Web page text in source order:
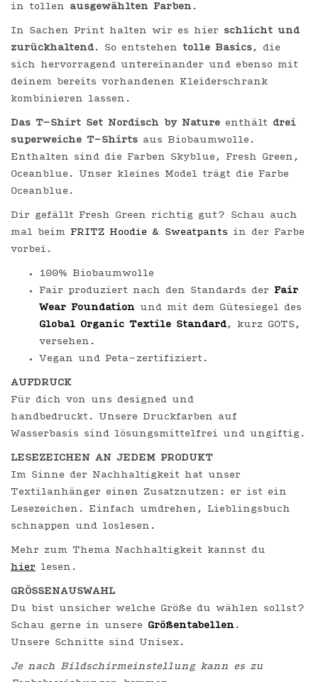
in tollen ausgewählten Farben .
In Sachen Print halten wir es hier schlicht und
zurückhaltend . So entstehen tolle Basics , die
sich hervorragend untereinander und ebenso mit
deinem bereits vorhandenen Kleiderschrank
kombinieren lassen.
Das T-Shirt Set Nordisch by Nature enthält drei
superweiche T-Shirts aus Biobaumwolle.
Enthalten sind die Farben Skyblue, Fresh Green,
Oceanblue. Unser kleines Model trägt die Farbe
Oceanblue.
Dir gefällt Fresh Green richtig gut? Schau auch
mal beim FRITZ Hoodie & Sweatpants in der Farbe
vorbei.
100% Biobaumwolle
Fair produziert nach den Standards der Fair
Wear Foundation und mit dem Gütesiegel des
Global Organic Textile Standard , kurz GOTS,
versehen.
Vegan und Peta-zertifiziert.
AUFDRUCK
Für dich von uns designed und
handbedruckt. Unsere Druckfarben auf
Wasserbasis sind lösungsmittelfrei und ungiftig.
LESEZEICHEN AN JEDEM PRODUKT
Im Sinne der Nachhaltigkeit hat unser
Textilanhänger einen Zusatznutzen: er ist ein
Lesezeichen. Einfach umdrehen, Lieblingsbuch
schnappen und loslesen.
Mehr zum Thema Nachhaltigkeit kannst du
hier lesen.
GRÖSSENAUSWAHL
Du bist unsicher welche Größe du wählen sollst?
Schau gerne in unsere Größentabellen .
Unsere Schnitte sind Unisex.
Je nach Bildschirmeinstellung kann es zu